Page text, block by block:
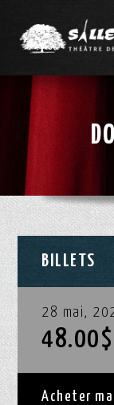
BILLETS
28 mai,
48.00$
Acheter